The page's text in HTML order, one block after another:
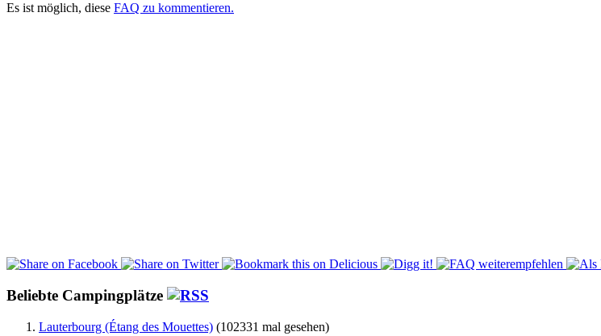
Es ist möglich, diese FAQ zu kommentieren.
Beliebte Campingplätze
Lauterbourg (Étang des Mouettes) (102331 mal gesehen)